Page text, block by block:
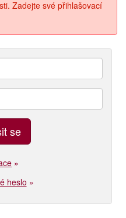
Zadejte své přihlašovací
»
heslo »